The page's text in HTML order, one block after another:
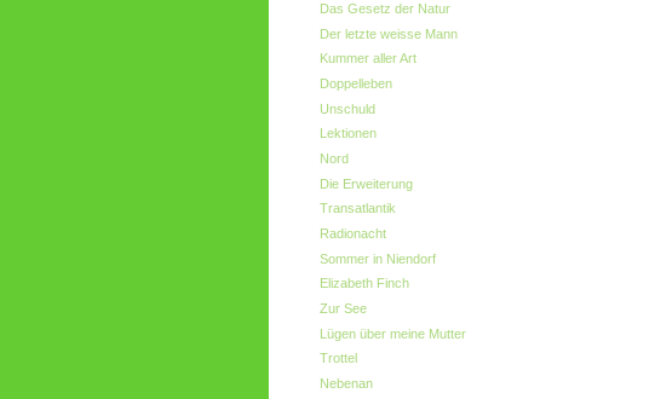
Das Gesetz der Natur
Der letzte weisse Mann
Kummer aller Art
Doppelleben
Unschuld
Lektionen
Nord
Die Erweiterung
Transatlantik
Radionacht
Sommer in Niendorf
Elizabeth Finch
Zur See
Lügen über meine Mutter
Trottel
Nebenan